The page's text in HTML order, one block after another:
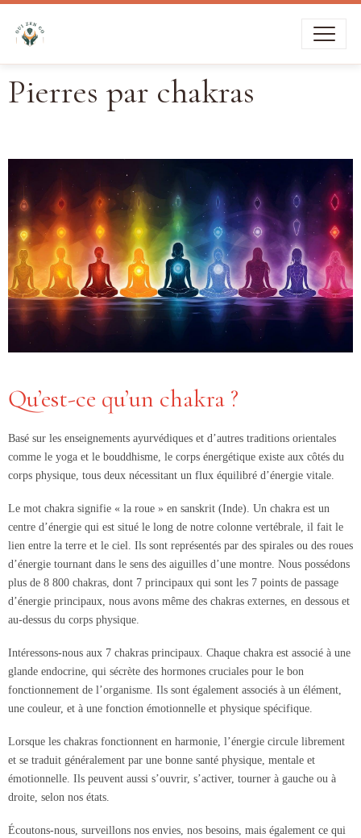
Pierres par chakras
Qu’est-ce qu’un chakra ?
Basé sur les enseignements ayurvédiques et d’autres traditions orientales
comme le yoga et le bouddhisme, le corps énergétique existe aux côtés du
corps physique, tous deux nécessitant un flux équilibré d’énergie vitale.
Le mot chakra signifie « la roue » en sanskrit (Inde). Un chakra est un
centre d’énergie qui est situé le long de notre colonne vertébrale, il fait le
lien entre la terre et le ciel. Ils sont représentés par des spirales ou des roues
d’énergie tournant dans le sens des aiguilles d’une montre. Nous possédons
plus de 8 800 chakras, dont 7 principaux qui sont les 7 points de passage
d’énergie principaux, nous avons même des chakras externes, en dessous et
au-dessus du corps physique.
Intéressons-nous aux 7 chakras principaux. Chaque chakra est associé à une
glande endocrine, qui sécrète des hormones cruciales pour le bon
fonctionnement de l’organisme. Ils sont également associés à un élément,
une couleur, et à une fonction émotionnelle et physique spécifique.
Lorsque les chakras fonctionnent en harmonie, l’énergie circule librement
et se traduit généralement par une bonne santé physique, mentale et
émotionnelle. Ils peuvent aussi s’ouvrir, s’activer, tourner à gauche ou à
droite, selon nos états.
Écoutons-nous, surveillons nos envies, nos besoins, mais également ce qui